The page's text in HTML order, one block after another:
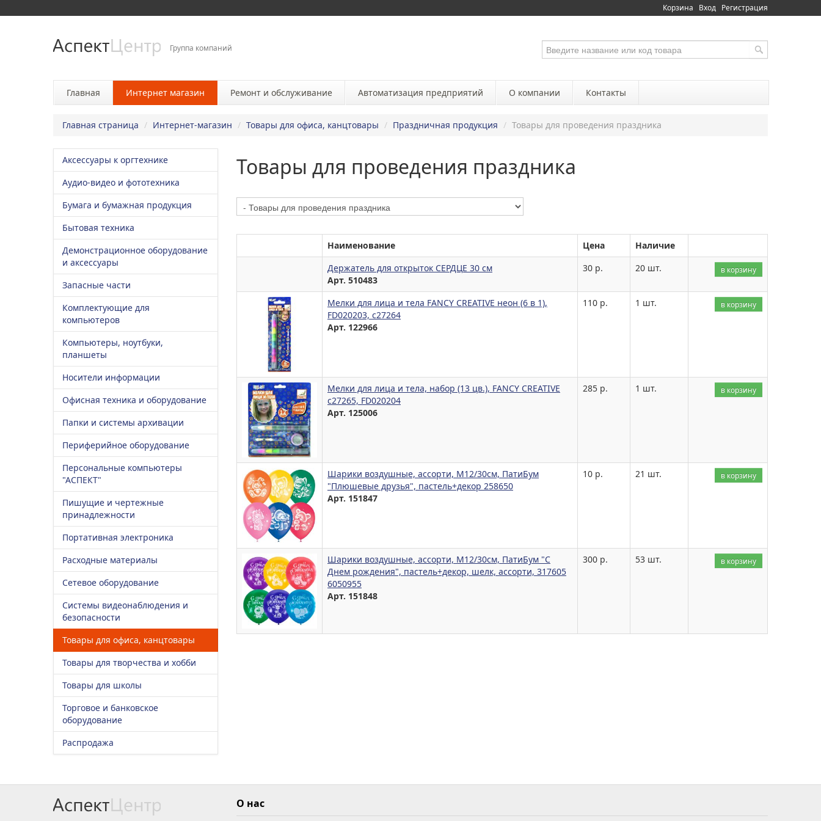
Корзина Вход Регистрация
Группа компаний
Главная Интернет магазин Ремонт и обслуживание Автоматизация предприятий О компании Контакты
Главная страница / Интернет-магазин / Товары для офиса, канцтовары / Праздничная продукция / Товары для проведения праздника
Аксессуары к оргтехнике
Аудио-видео и фототехника
Бумага и бумажная продукция
Бытовая техника
Демонстрационное оборудование
и аксессуары
Запасные части
Комплектующие для
компьютеров
Компьютеры, ноутбуки,
планшеты
Носители информации
Офисная техника и оборудование
Папки и системы архивации
Периферийное оборудование
Персональные компьютеры
"АСПЕКТ"
Пишущие и чертежные
принадлежности
Портативная электроника
Расходные материалы
Сетевое оборудование
Системы видеонаблюдения и
безопасности
Товары для офиса, канцтовары
Товары для творчества и хобби
Товары для школы
Торговое и банковское
оборудование
Распродажа
Товары для проведения праздника
Наименование Цена
Наличие
Держатель для открыток СЕРДЦЕ 30 см
Арт. 510483
30 р. 20 шт. в корзину
Мелки для лица и тела FANCY CREATIVE неон (6 в 1),
FD020203, c27264
Арт. 122966
110 р. 1 шт. в корзину
Мелки для лица и тела, набор (13 цв.), FANCY CREATIVE
с27265, FD020204
Арт. 125006
285 р. 1 шт. в корзину
Шарики воздушные, ассорти, М12/30см, ПатиБум
"Плюшевые друзья", пастель+декор 258650
Арт. 151847
10 р. 21 шт. в корзину
Шарики воздушные, ассорти, М12/30см, ПатиБум "С
Днем рождения", пастель+декор, шелк, ассорти, 317605
6050955
Арт. 151848
300 р. 53 шт. в корзину
О нас